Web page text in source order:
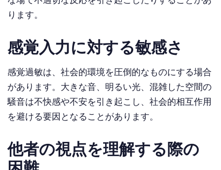
ります。
感覚入力に対する敏感さ
感覚過敏は、社会的環境を圧倒的なものにする場合
があります。大きな音、明るい光、混雑した空間の
騒音は不快感や不安を引き起こし、社会的相互作用
を避ける要因となることがあります。
他者の視点を理解する際の